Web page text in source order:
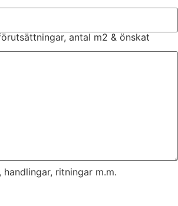
antal m2 & önskat
ritningar m.m.